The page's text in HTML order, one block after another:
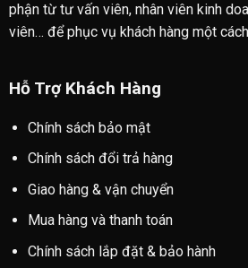
phận từ tư vấn viên, nhân viên kinh
viên… để phục vụ khách hàng một
Hỗ Trợ Khách Hàng
Chính sách bảo mật
Chính sách đổi trả hàng
Giao hàng & vận chuyển
Mua hàng và thanh toán
Chính sách lắp đặt & bảo hành